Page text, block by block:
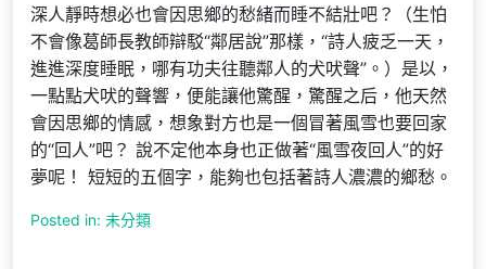
深人靜時想必也會因思鄉的愁緒而睡不結壯吧？（生怕
不會像葛師長教師辯駁“鄰居說”那樣，“詩人疲乏一天，
進進深度睡眠，哪有功夫往聽鄰人的犬吠聲”。）是以，
一點點犬吠的聲響，便能讓他驚醒，驚醒之后，他天然
會因思鄉的情感，想象對方也是一個冒著風雪也要回家
的“回人”吧？ 說不定他本身也正做著“風雪夜回人”的好
夢呢！ 短短的五個字，能夠也包括著詩人濃濃的鄉愁。
Posted in: 未分類